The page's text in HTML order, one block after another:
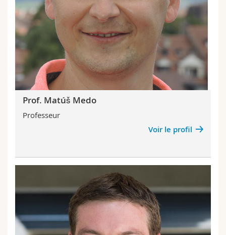
Prof. Matúš Medo
Professeur
Voir le profil